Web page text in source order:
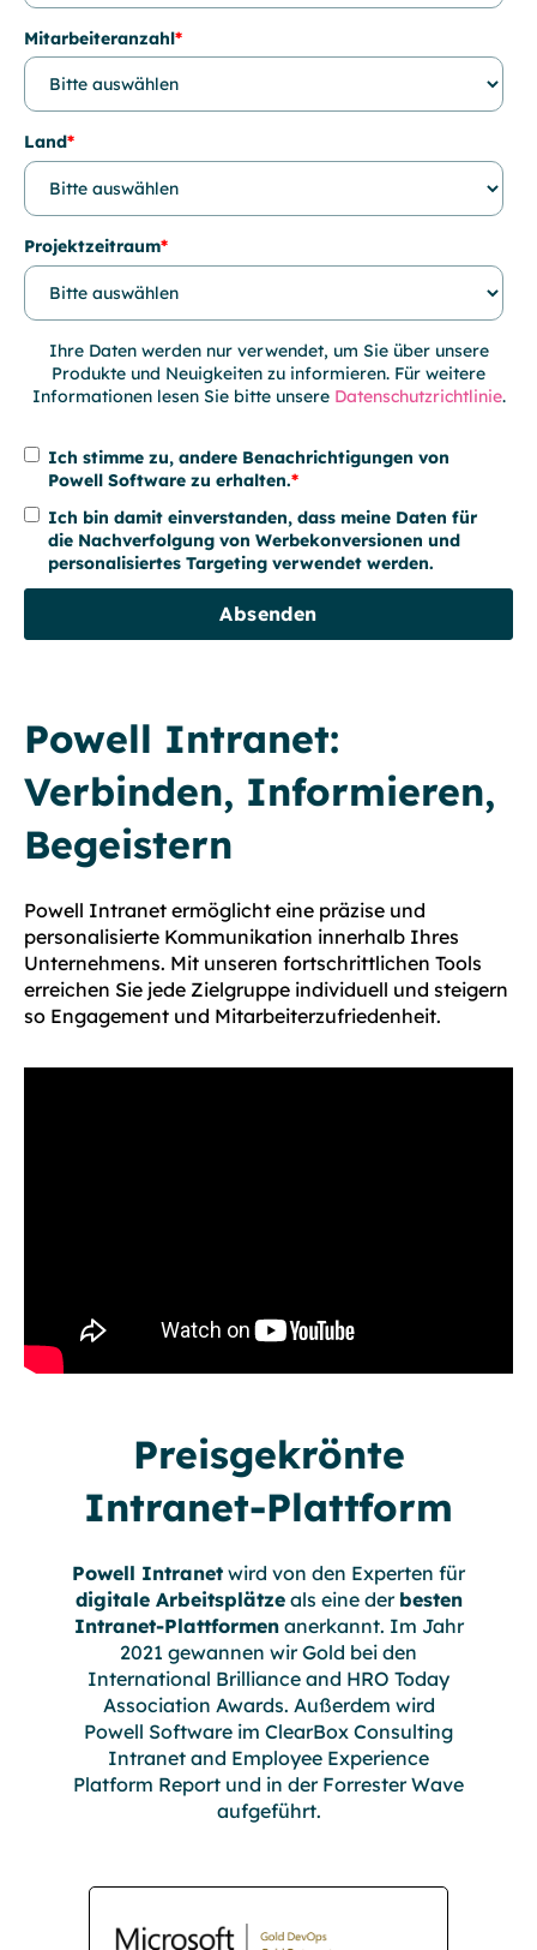
Mitarbeiteranzahl*
Land*
Projektzeitraum*
Ihre Daten werden nur verwendet, um Sie über unsere
Produkte und Neuigkeiten zu informieren. Für weitere
Informationen lesen Sie bitte unsere Datenschutzrichtlinie.
Ich stimme zu, andere Benachrichtigungen von
Powell Software zu erhalten.*
Ich bin damit einverstanden, dass meine Daten für
die Nachverfolgung von Werbekonversionen und
personalisiertes Targeting verwendet werden.
Powell Intranet:
Verbinden, Informieren,
Begeistern
Powell Intranet ermöglicht eine präzise und
personalisierte Kommunikation innerhalb Ihres
Unternehmens. Mit unseren fortschrittlichen Tools
erreichen Sie jede Zielgruppe individuell und steigern
so Engagement und Mitarbeiterzufriedenheit.
Preisgekrönte
Intranet-Plattform
Powell Intranet wird von den Experten für
digitale Arbeitsplätzeals eine der besten
Intranet-Plattformenanerkannt. Im Jahr
2021 gewannen wir Gold bei den
International Brilliance and HRO Today
Association Awards. Außerdem wird
Powell Software im ClearBox Consulting
Intranet and Employee Experience
Platform Report und in der Forrester Wave
aufgeführt.